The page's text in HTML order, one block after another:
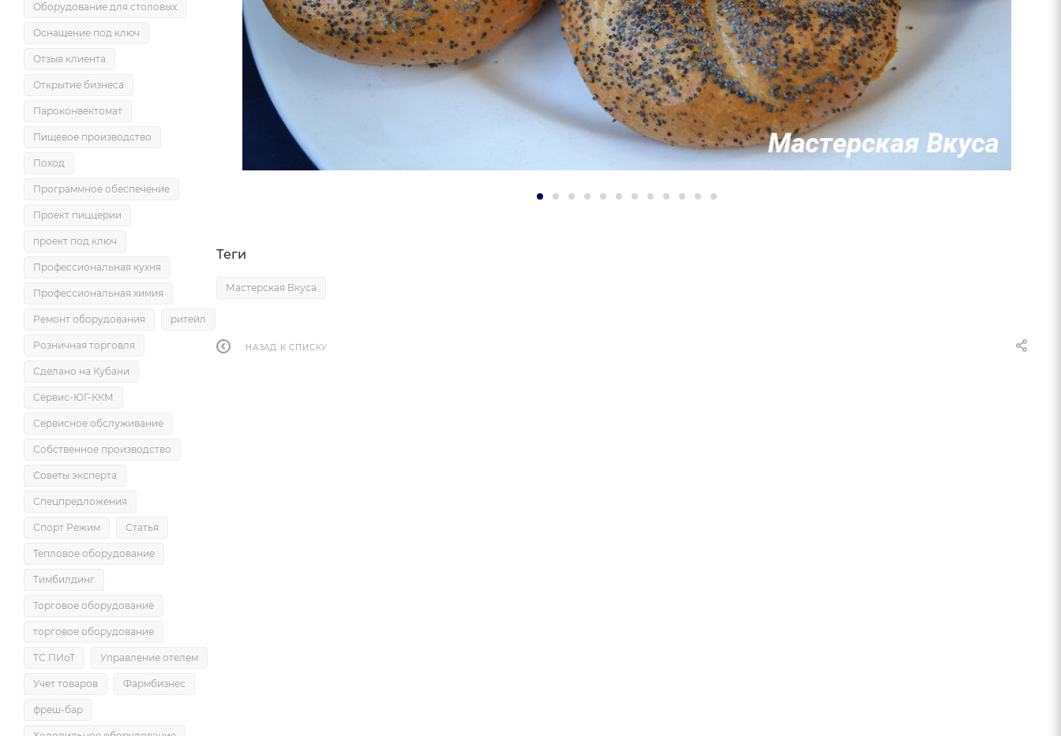
Теги
Мастерская Вкуса
НАЗАД К СПИСКУ
Оборудование для столовых
Оснащение под ключ
Отзыв клиента
Открытие бизнеса
Пароконвектомат
Пищевое производство
Поход
Программное обеспечение
Проект пиццерии
проект под ключ
Профессиональная кухня
Профессиональная химия
Ремонт оборудования ритейл
Розничная торговля
Сделано на Кубани
Сервис-ЮГ-ККМ
Сервисное обслуживание
Собственное производство
Советы эксперта
Спецпредложения
Спорт Режим Статья
Тепловое оборудование
Тимбилдинг
Торговое оборудование
торговое оборудование
ТС ПИоТ Управление отелем
Учет товаров Фармбизнес
фреш-бар